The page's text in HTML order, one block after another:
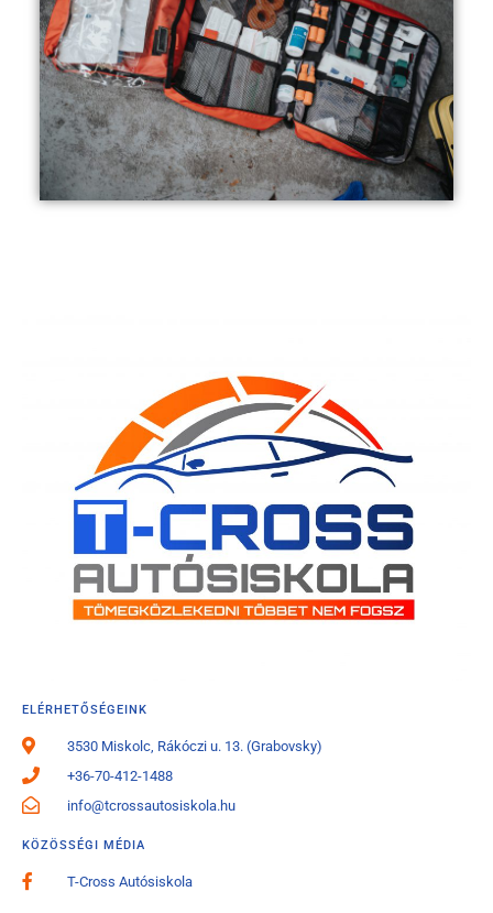
ELÉRHETŐSÉGEINK
3530 Miskolc, Rákóczi u. 13. (Grabovsky)
+36-70-412-1488
info@tcrossautosiskola.hu
KÖZÖSSÉGI MÉDIA
T-Cross Autósiskola